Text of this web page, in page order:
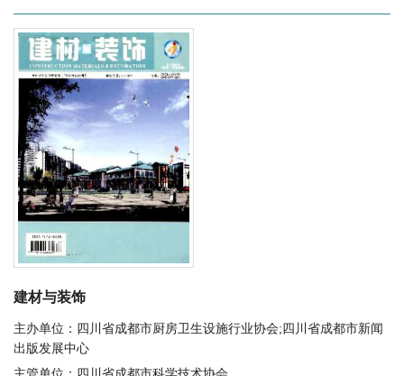
建材与装饰
主办单位：四川省成都市厨房卫生设施行业协会;四川省成都市新闻
出版发展中心
主管单位：四川省成都市科学技术协会